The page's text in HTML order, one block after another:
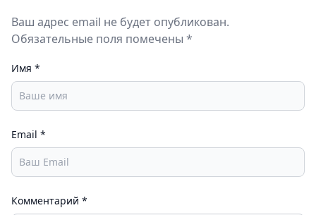
Ваш адрес email не будет опубликован.
Обязательные поля помечены *
Имя *
Email *
Комментарий *